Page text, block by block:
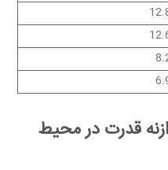
قدرت در محیط